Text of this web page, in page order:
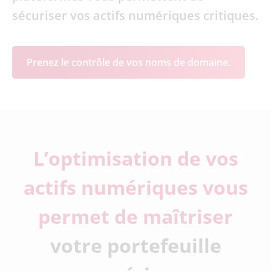
sécuriser vos actifs numériques critiques.
Prenez le contrôle de vos noms de domaine.
L’optimisation de vos
actifs numériques vous
permet de maîtriser
votre portefeuille